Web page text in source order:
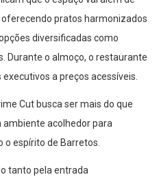
pratos harmonizados
diversificadas como
Durante o almoço, o restaurante
a preços acessíveis.
Cut busca ser mais do que
acolhedor para
o espírito de Barretos.
tanto pela entrada